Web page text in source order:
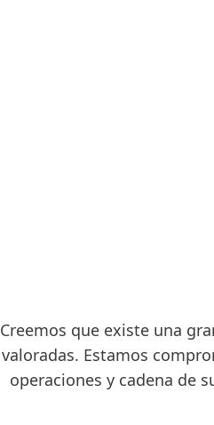
Creemos que existe una
valoradas. Estamos
operaciones y cadena de